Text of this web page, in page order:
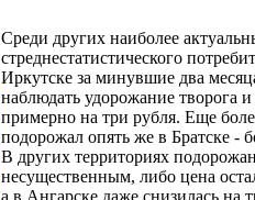
Среди других наиболее
стреднестатистического
Иркутске за минувшие два
наблюдать удорожание творога
примерно на три рубля. Еще
подорожал опять же в Братске -
В других территориях
несущественным, либо цена
а в Ангарске даже снизилась на